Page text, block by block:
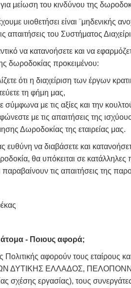
μείωση του κινδύνου της
υιοθετήσει είναι ¨μηδενικής
απαιτήσεις του Συστήματος
να κατανοήσετε και να
δωροδοκίας προκειμένου:
ότι η διαχείριση των έργων
τη φήμη μας,
σύμφωνα με τις αξίες και την
με τις απαιτήσεις της
Δωροδοκίας της εταιρείας μας.
ευθύνη να διαβάσετε και
θα υπόκειται σε κατάλληλες
παραβαίνουν τις απαιτήσεις της
- Ποιους αφορά;
Πολιτικής αφορούν τους
ΕΛΛΑΔΟΣ, ΠΕΛΟΠΟΝΝΗΣΟΥ,
σχέσης εργασίας), τους